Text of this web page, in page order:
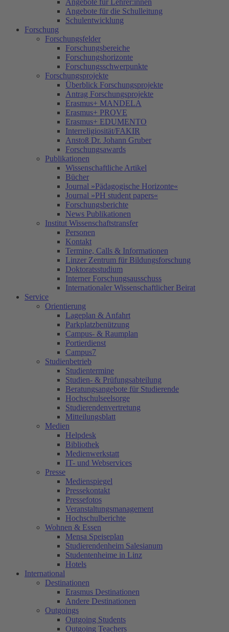
Angebote für Lehrer:innen
Angebote für die Schulleitung
Schulentwicklung
Forschung
Forschungsfelder
Forschungsbereiche
Forschungshorizonte
Forschungsschwerpunkte
Forschungsprojekte
Überblick Forschungsprojekte
Antrag Forschungsprojekte
Erasmus+ MANDELA
Erasmus+ PROVE
Erasmus+ EDUMENTO
Interreligiosität/FAKIR
Anstoß Dr. Johann Gruber
Forschungsawards
Publikationen
Wissenschaftliche Artikel
Bücher
Journal »Pädagogische Horizonte«
Journal »PH student papers«
Forschungsberichte
News Publikationen
Institut Wissenschaftstransfer
Personen
Kontakt
Termine, Calls & Informationen
Linzer Zentrum für Bildungsforschung
Doktoratsstudium
Interner Forschungsausschuss
Internationaler Wissenschaftlicher Beirat
Service
Orientierung
Lageplan & Anfahrt
Parkplatzbenützung
Campus- & Raumplan
Portierdienst
Campus7
Studienbetrieb
Studientermine
Studien- & Prüfungsabteilung
Beratungsangebote für Studierende
Hochschulseelsorge
Studierendenvertretung
Mitteilungsblatt
Medien
Helpdesk
Bibliothek
Medienwerkstatt
IT- und Webservices
Presse
Medienspiegel
Pressekontakt
Pressefotos
Veranstaltungsmanagement
Hochschulberichte
Wohnen & Essen
Mensa Speiseplan
Studierendenheim Salesianum
Studentenheime in Linz
Hotels
International
Destinationen
Erasmus Destinationen
Andere Destinationen
Outgoings
Outgoing Students
Outgoing Teachers